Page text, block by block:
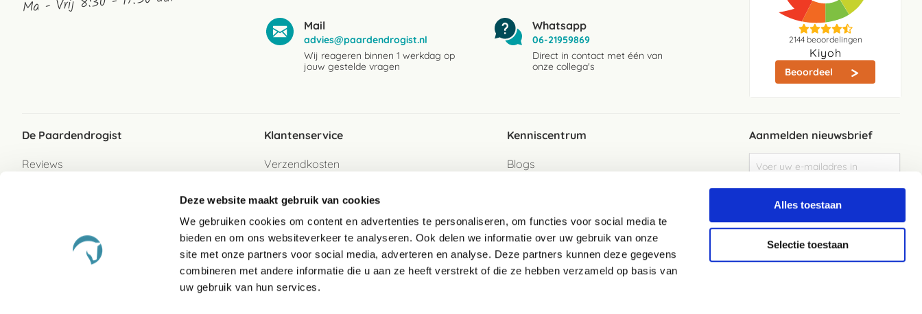
Deze website maakt gebruik van cookies
We gebruiken cookies om content en advertenties te personaliseren, om functies voor social media te
bieden en om ons websiteverkeer te analyseren. Ook delen we informatie over uw gebruik van onze
site met onze partners voor social media, adverteren en analyse. Deze partners kunnen deze gegevens
combineren met andere informatie die u aan ze heeft verstrekt of die ze hebben verzameld op basis van
uw gebruik van hun services.
Alles toestaan
Selectie toestaan
Mail
advies@paardendrogist.nl
Wij reageren binnen 1 werkdag op
jouw gestelde vragen
Whatsapp
06-21959869
Direct in contact met één van
onze collega's
2144beoordelingen
Kiyoh
Beoordeel
De Paardendrogist
Reviews
Klantenservice
Verzendkosten
Betaalwijzen
Retour
Retour sturen als gast
Garantie
Veelgestelde vragen
Kenniscentrum
Blogs
Aanmelden nieuwsbrief
u
op
Elke week de beste acties en het laaste